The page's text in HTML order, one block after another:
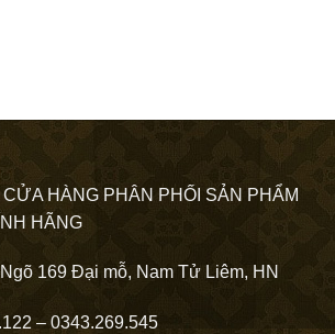
HÀNG PHÂN PHỐI SẢN PHẨM
HÃNG
169 Đại mỗ, Nam Tử Liêm, HN
– 0343.269.545